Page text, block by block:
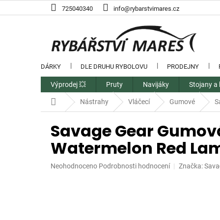
na
725040340 info@rybarstvimares.cz
DÁRKY DLE DRUHU RYBOLOVU PRODEJNY
Výprodej 💥 Pruty Navijáky Stojany a
Domů Nástrahy Vláčecí Gumové
Savage Gear
Watermelon Red
Průměrné
Neohodnoceno Podrobnosti hodnocení Značka: